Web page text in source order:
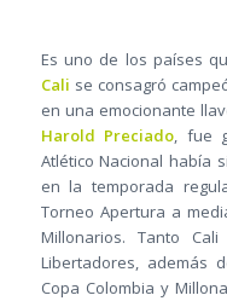
Es uno de los países
Cali se consagró
en una emocionante
Harold Preciado, fue
Atlético Nacional había
en la temporada
Torneo Apertura a
Millonarios. Tanto
Libertadores, además
Copa Colombia y